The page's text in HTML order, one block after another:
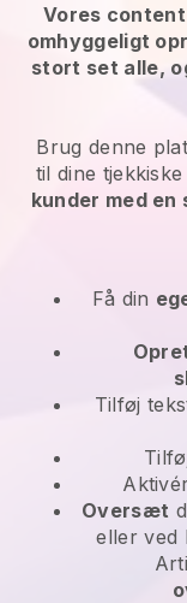
Vores
omhyggeligt
stort set alle,
Brug denne
til dine
kunder med
Få din
Tilføj
Oversæt
eller ved